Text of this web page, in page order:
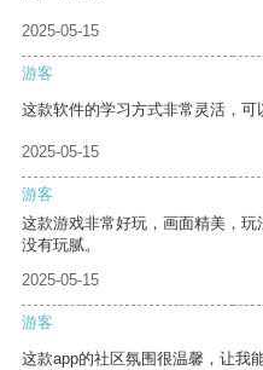
2025-05-15
游客
这款软件的学习方式非常灵活，可
2025-05-15
游客
这款游戏非常好玩，画面精美，
没有玩腻。
2025-05-15
游客
这款app的社区氛围很温馨，让我